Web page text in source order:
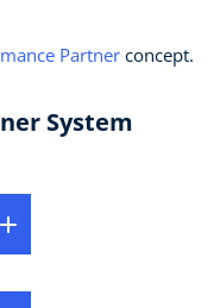
Partnerconcept.
System